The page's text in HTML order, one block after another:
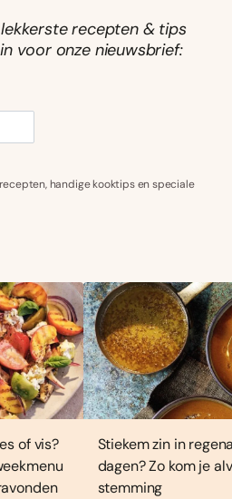
recepten & tips
voor onze nieuwsbrief:
handige kooktips en speciale
of vis?
Stiekem zin in
dagen? Zo kom je
stemming